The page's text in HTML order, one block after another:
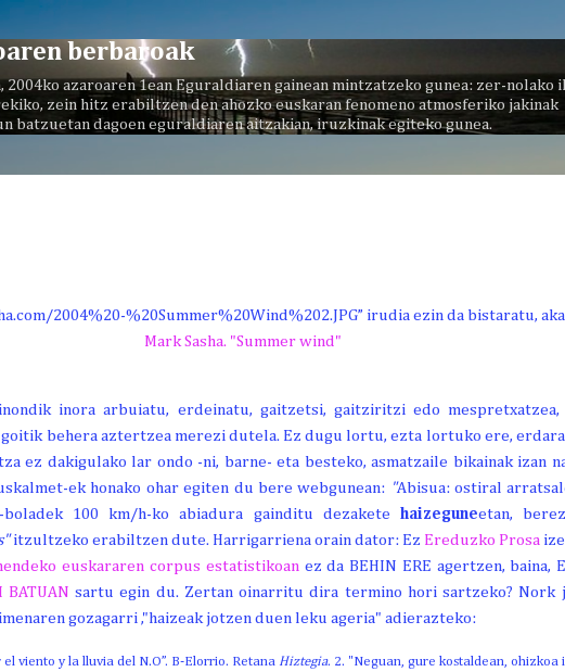
berbaroak
2004ko azaroaren 1ean Eguraldiaren gainean mintzatzeko gunea: zer-nolako
zein hitz erabiltzen den ahozko euskaran fenomeno atmosferiko jakinak
batzuetan dagoen eguraldiaren aitzakian, iruzkinak egiteko gunea.
Mark Sasha. "Summer wind"
inora arbuiatu, erdeinatu, gaitzetsi, gaitziritzi edo
behera aztertzea merezi dutela. Ez dugu lortu, ezta lortuko ere,
ez dakigulako lar ondo -ni, barne- eta besteko, asmatzaile bikainak izan
ek honako ohar egiten du bere webgunean: "Abisua: ostiral
boladek 100 km/h-ko abiadura gainditu dezakete haizeguneetan,
itzultzeko erabiltzen dute. Harrigarriena orain dator: Ez Ereduzko Prosa
euskararen corpus estatistikoan ez da BEHIN ERE agertzen, baina,
BATUAN sartu egin du. Zertan oinarritu dira termino hori sartzeko? Nork
gozagarri ,"haizeak jotzen duen leku ageria" adierazteko:
viento y la lluvia del N.O”. B-Elorrio. Retana Hiztegia. 2. "Neguan, gure kostaldean, ohizkoa